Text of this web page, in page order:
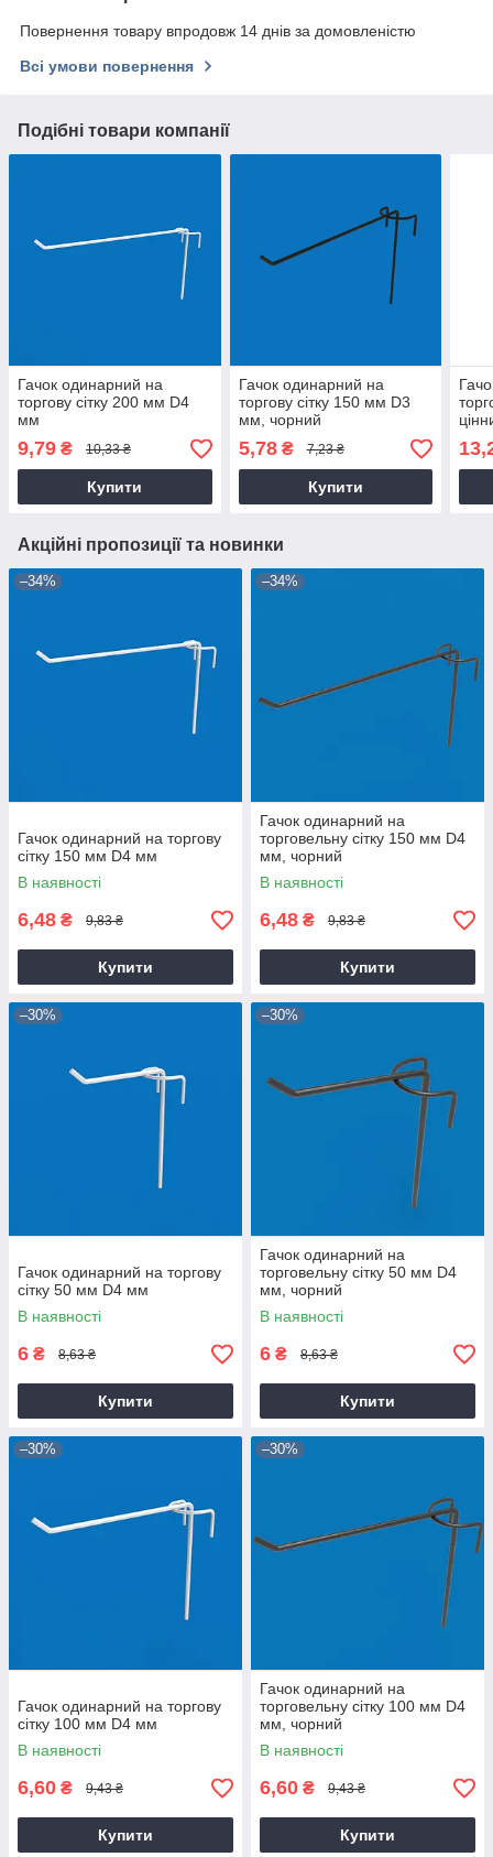
Повернення товару впродовж 14 днів за домовленістю
Всі умови повернення
Подібні товари компанії
Гачок одинарний на
торгову сітку 200 мм D4
мм
9,79 ₴ 10,33 ₴
Купити
Гачок одинарний на
торгову сітку 150 мм D3
мм, чорний
5,78₴ 7,23 ₴
Купити
D5
Акційні пропозиції та новинки
–34%
Гачок одинарний на торгову
сітку 150 мм D4 мм
В наявності
6,48 ₴ 9,83 ₴
Купити
–34%
Гачок одинарний на
торговельну сітку 150 мм D4
мм, чорний
В наявності
6,48 ₴ 9,83 ₴
Купити
–30%
Гачок одинарний на торгову
сітку 50 мм D4 мм
В наявності
6 ₴ 8,63 ₴
Купити
–30%
Гачок одинарний на
торговельну сітку 50 мм D4
мм, чорний
В наявності
6 ₴ 8,63 ₴
Купити
–30%
Гачок одинарний на торгову
сітку 100 мм D4 мм
В наявності
6,60 ₴ 9,43 ₴
Купити
–30%
Гачок одинарний на
торговельну сітку 100 мм D4
мм, чорний
В наявності
6,60 ₴ 9,43 ₴
Купити